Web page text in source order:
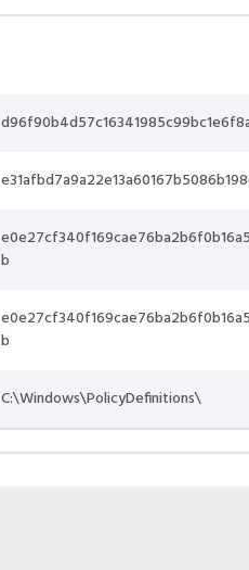
b
b
C:\Windows\PolicyDefinitions\